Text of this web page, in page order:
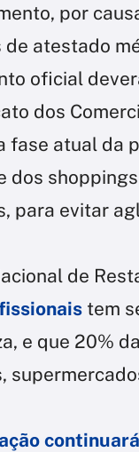
por
atestado
oficial
dos
fase atual da
para evitar
de
tem
e que 20%